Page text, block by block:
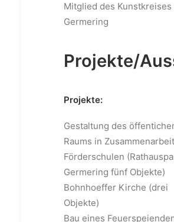
Mitglied des Kunstkreises
Germering
Projekte/
Projekte:
Gestaltung des
Raums in
Förderschulen
Germering fünf Objekte)
Bohnhoeffer Kirche (drei
Objekte)
Bau eines